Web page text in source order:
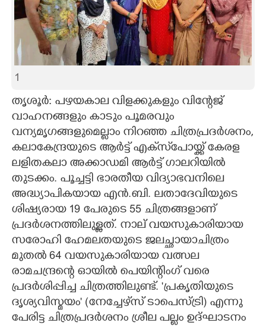
INFO+
ART
ASTRO
LITERATURE
ZOOM
CONTACT US
1
തൃശൂർ: പഴയകാല വിളക്കുകളും വിന്റേജ്
വാഹനങ്ങളും കാടും പൂമരവും
വന്യമൃഗങ്ങളുമെല്ലാം നിറഞ്ഞ ചിത്രപ്രദർശനം,
കലാകേന്ദ്രയുടെ ആർട്ട് എക്‌സ്‌പോയ്ക്ക് കേരള
ലളിതകലാ അക്കാഡമി ആർട്ട് ഗാലറിയിൽ
തുടക്കം. പൂച്ചട്ടി ഭാരതീയ വിദ്യാഭവനിലെ
അദ്ധ്യാപികയായ എൻ.ബി. ലതാദേവിയുടെ
ശിഷ്യരായ 19 പേരുടെ 55 ചിത്രങ്ങളാണ്
പ്രദർശനത്തിലുള്ളത്. നാല് വയസുകാരിയായ
സരോഹി ഹേമലതയുടെ ജലച്ഛായാചിത്രം
മുതൽ 64 വയസുകാരിയായ വത്സല
രാമചന്ദ്രന്റെ ഓയിൽ പെയിന്റിംഗ് വരെ
പ്രദർശിപ്പിച്ച ചിത്രത്തിലുണ്ട്. 'പ്രകൃതിയുടെ
ദൃശ്യവിസ്മയം' (നേച്ചേഴ്‌സ് ടാപെസ്ട്രി) എന്നു
പേരിട്ട ചിത്രപ്രദർശനം ശ്രീല പല്ലം ഉദ്ഘാടനം